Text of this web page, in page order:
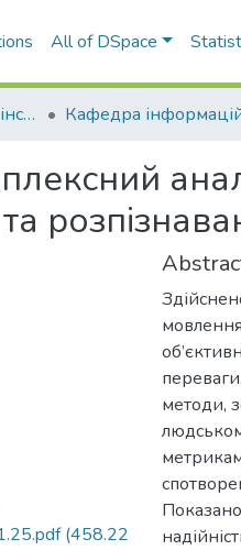
All of DSpace
Навчально-науковий інститут економіки, управління, права та інформаційних технологій
(458.22
методи,